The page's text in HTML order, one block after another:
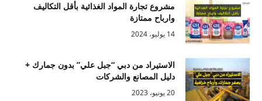
مشروع تجارة المواد الغذائية بأقل التكاليف
وارباح ممتازة
14 يوليو، 2024
الاستيراد من دبي “جبل علي” بدون جمارك +
دليل المصانع والشركات
20 يونيو، 2023